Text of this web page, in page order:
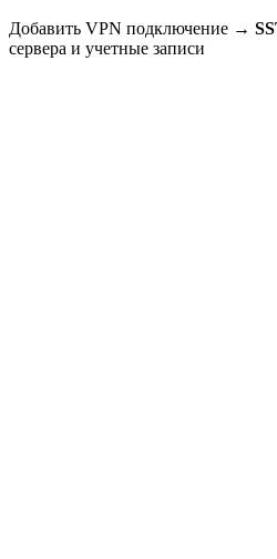
Добавить VPN подключение →
сервера и учетные записи